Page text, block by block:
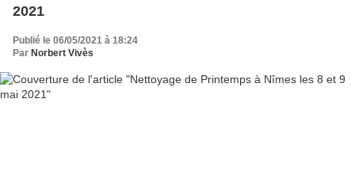
2021
Publié le 06/05/2021 à 18:24
Par Norbert Vivès